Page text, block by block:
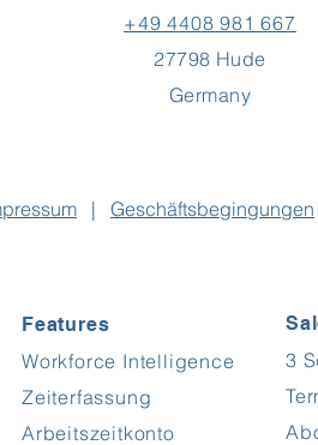
+49 4408 981 667
27798 Hude
Germany
| Geschäftsbegingungen
Features
Workforce Intelligence
Zeiterfassung
Arbeitszeitkonto
3